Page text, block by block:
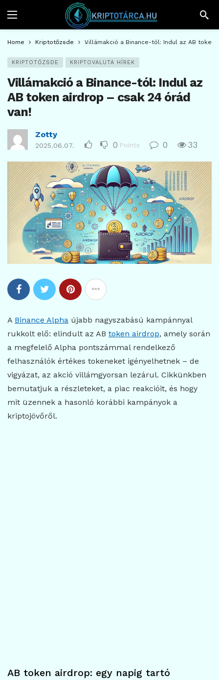
Home Kriptotőzsde Villámakció a Binance-tól: Indul az AB token
KRIPTOTŐZSDE KRIPTOVALUTA HÍREK
Villámakció a Binance-tól: Indul az
AB token airdrop – csak 24 órád
van!
Zotty
2025.06.07. 0 Points 0 33
A Binance Alpha újabb nagyszabású kampánnyal
rukkolt elő: elindult az AB token airdrop, amely során
a megfelelő Alpha pontszámmal rendelkező
felhasználók értékes tokeneket igényelhetnek – de
vigyázat, az akció villámgyorsan lezárul. Cikkünkben
bemutatjuk a részleteket, a piac reakcióit, és hogy
mit üzennek a hasonló korábbi kampányok a
kriptojövőről.
AB token airdrop: egy napig tartó